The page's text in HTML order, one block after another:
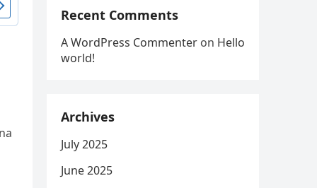
Recent Comments
A WordPress Commenter on Hello
world!
Archives
July 2025
June 2025